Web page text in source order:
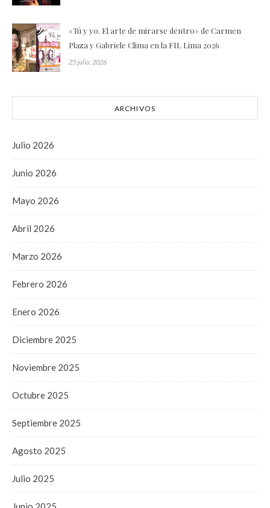
«Tú y yo. El arte de mirarse dentro» de Carmen
Plaza y Gabriele Clima en la FIL Lima 2026
25 julio, 2026
ARCHIVOS
Julio 2026
Junio 2026
Mayo 2026
Abril 2026
Marzo 2026
Febrero 2026
Enero 2026
Diciembre 2025
Noviembre 2025
Octubre 2025
Septiembre 2025
Agosto 2025
Julio 2025